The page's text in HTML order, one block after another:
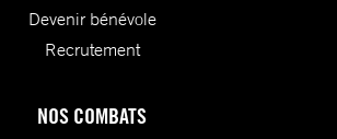
Devenir bénévole
Recrutement
NOS COMBATS